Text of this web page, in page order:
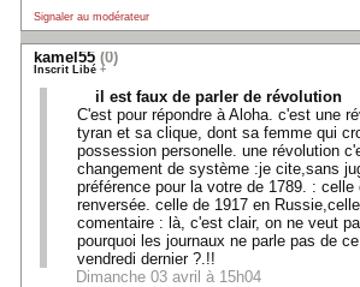
Signaler au modérateur
kamel55 (0)
Inscrit Libé +
il est faux de parler de révolution
C'est pour répondre à Aloha. c'est une
tyran et sa clique, dont sa femme qui
possession personelle. une révolution
changement de système :je cite,sans
préférence pour la votre de 1789. :
renversée. celle de 1917 en
comentaire : là, c'est clair, on ne veut
pourquoi les journaux ne parle pas de
vendredi dernier ?.!!
Dimanche 03 avril à 15h04